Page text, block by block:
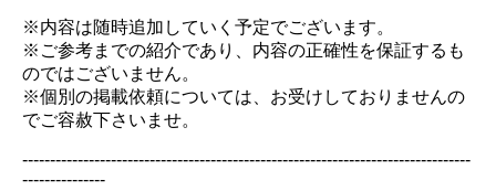
※内容は随時追加していく予定でございます。
※ご参考までの紹介であり、内容の正確性を保証するも
のではございません。
※個別の掲載依頼については、お受けしておりませんの
でご容赦下さいませ。
---------------------------------------------------------------------------------
---------------